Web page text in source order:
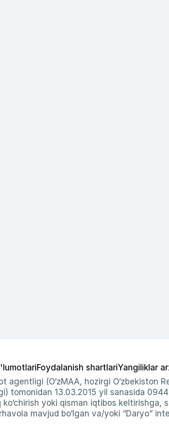
Foydalanish shartlariYangiliklar
agentligi (O‘zMAA, hozirgi O‘zbekiston
tomonidan 13.03.2015 yil sanasida
yoki qisman iqtibos
mavjud bo‘lgan va/yoki “Daryo”